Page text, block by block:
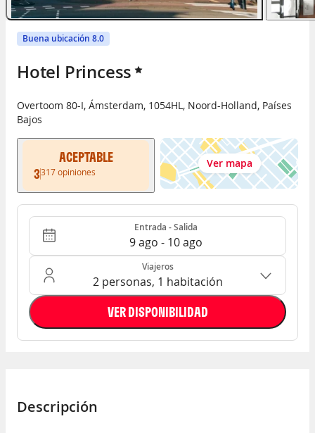
Buena ubicación 8.0
Hotel Princess
Overtoom 80-I, Ámsterdam, 1054HL , Noord-Holland, Países
Bajos
ACEPTABLE
3317opiniones
Ver mapa
Entrada - Salida Entrada - Salida
9 ago - 10 ago
Ocupación: 2 personas, 1 habitación
Viajeros
2 personas, 1 habitación
VER DISPONIBILIDAD
Descripción